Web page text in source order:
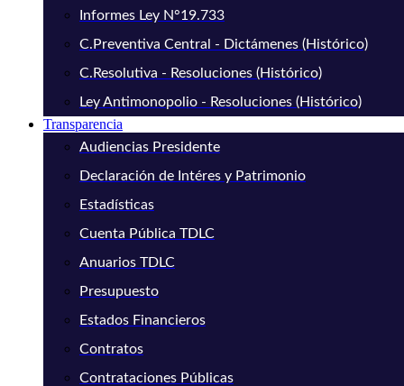
Informes Ley N°19.733
C.Preventiva Central - Dictámenes (Histórico)
C.Resolutiva - Resoluciones (Histórico)
Ley Antimonopolio - Resoluciones (Histórico)
Transparencia
Audiencias Presidente
Declaración de Intéres y Patrimonio
Estadísticas
Cuenta Pública TDLC
Anuarios TDLC
Presupuesto
Estados Financieros
Contratos
Contrataciones Públicas